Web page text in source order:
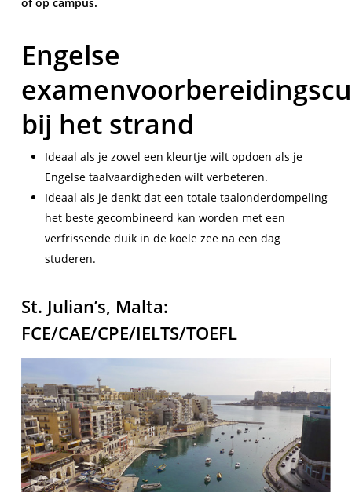
Engelse
bij het strand
Ideaal als je zowel een kleurtje wilt opdoen als je
Engelse taalvaardigheden wilt verbeteren.
Ideaal als je denkt dat een totale taalonderdompeling
het beste gecombineerd kan worden met een
verfrissende duik in de koele zee na een dag
studeren.
St. Julian’s, Malta:
FCE/CAE/CPE/IELTS/TOEFL